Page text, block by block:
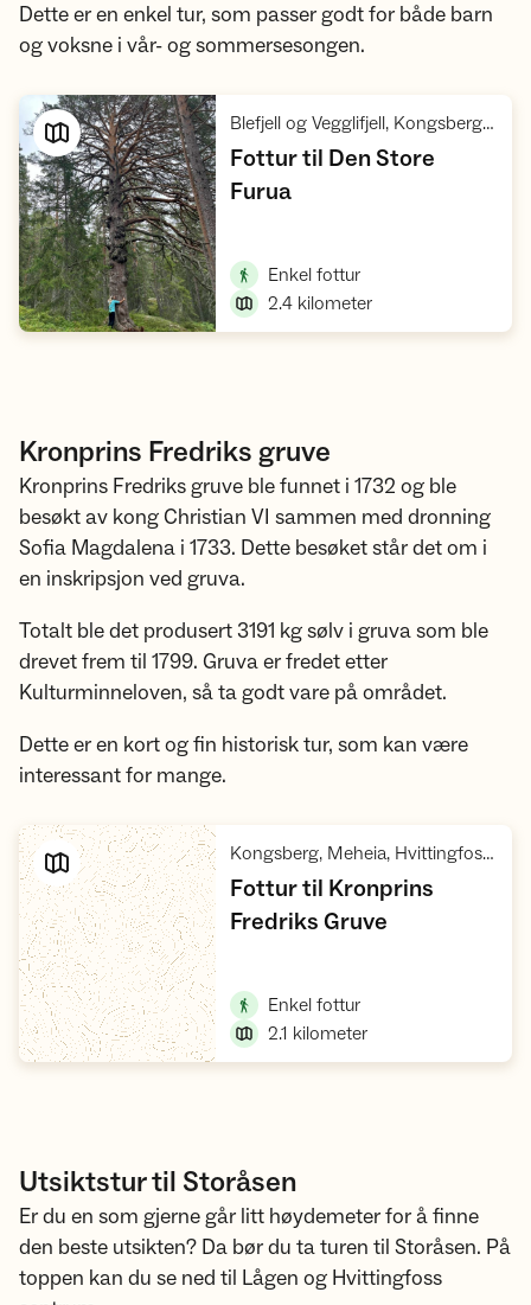
Dette er en enkel tur, som passer godt for både barn
og voksne i vår- og sommersesongen.
Blefjell og Vegglifjell, Kongsberg, Meheia, Hvittingfoss, Svene
Fottur til Den Store
Furua,
Enkel fottur,
2.4 kilometer
Kronprins Fredriks gruve
Kronprins Fredriks gruve ble funnet i 1732 og ble
besøkt av kong Christian VI sammen med dronning
Sofia Magdalena i 1733. Dette besøket står det om i
en inskripsjon ved gruva.
Totalt ble det produsert 3191 kg sølv i gruva som ble
drevet frem til 1799. Gruva er fredet etter
Kulturminneloven, så ta godt vare på området.
Dette er en kort og fin historisk tur, som kan være
interessant for mange.
Kongsberg, Meheia, Hvittingfoss, Svene
Fottur til Kronprins
Fredriks Gruve
Enkel fottur,
2.1 kilometer
Utsiktstur til Storåsen
Er du en som gjerne går litt høydemeter for å finne
den beste utsikten? Da bør du ta turen til Storåsen. På
toppen kan du se ned til Lågen og Hvittingfoss